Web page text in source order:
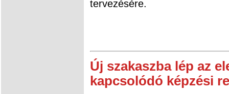
tervezésére.
Új szakaszba lép az
kapcsolódó képzési